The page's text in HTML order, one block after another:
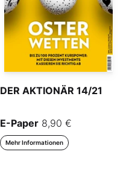
DER AKTIONÄR 14/21
E-Paper 8,90 €
Mehr Informationen